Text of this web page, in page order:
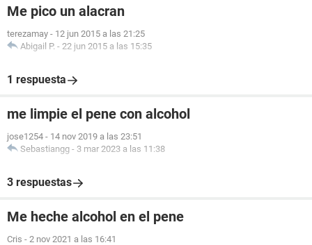
Me pico un alacran
terezamay - 12 jun 2015 a las 21:25
Abigail P. - 22 jun 2015 a las 15:35
1 respuesta
me limpie el pene con alcohol
jose1254 - 14 nov 2019 a las 23:51
Sebastiangg - 3 mar 2023 a las 11:38
3 respuestas
Me heche alcohol en el pene
Cris - 2 nov 2021 a las 16:41